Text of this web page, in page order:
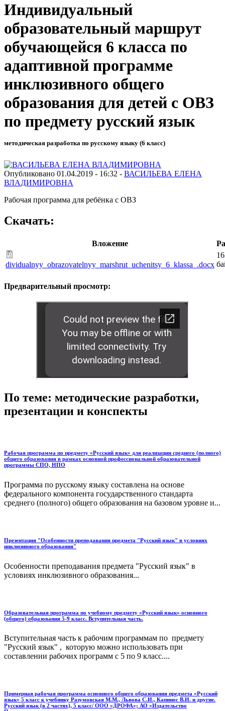
Индивидуальный
образовательный маршрут
обучающейся 6 класса по
адаптивной программе
инклюзивного общего
образования для детей с ОВЗ
по предмету русский язык
методическая разработка по русскому языку (6 класс)
Опубликовано 01.04.2019 - 16:32 - ВАСИЛЬЕВА ЕЛЕНА
ВЛАДИМИРОВНА
Рабочая программа для ребёнка с ОВЗ
Скачать:
Вложение
dividualnyy_obrazovatelnyy_marshrut_uchenitsy_6_klassa_.docx
Предварительный просмотр:
По теме: методические разработки,
презентации и конспекты
Рабочая программа по предмету «Русский язык» для реализации среднего (полного)
общего образования в рамках основной профессиональной образовательной
программы СПО, НПО
Программа по русскому языку составлена на основе
федерального компонента государственного стандарта
среднего (полного) общего образования на базовом уровне и...
Презентация "Особенности преподавания предмета "Русский язык" в условиях
инклюзивного образования"
Особенности преподавания предмета "Русский язык" в
условиях инклюзивного образования...
Образовательная программа по учебному предмету «Русский язык» основного
(общего) образования 5-9 класс. Вступительная часть.
Вступительная часть к рабочим программам по предмету
"Русский язык" , которую можно использовать при
составлении рабочих программ с 5 по 9 класс....
Примерная рабочая программа основного общего образования предмета «Русский
язык» 5 класс к учебнику Разумовская М.М., Львова С.И., Капинос В.И. и другие.
Русский язык (в 2 частях), 5 класс/ ООО «ДРОФА»; АО «Издательство